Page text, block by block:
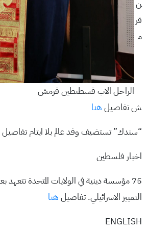
الراحل الاب قسطنطين قرمش
ن
قر
م
ش تفاصيل هنا
“سندك” تستضيف وفد عالم بلا ايتام تفاصيل
اخبار فلسطين
75 مؤسسة دينية في الولايات المتحدة
التمييز الاسرائيلي. تفاصيل هنا
ENGLISH